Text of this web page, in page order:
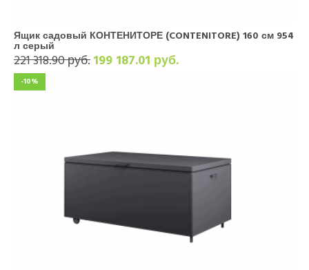
Ящик садовый КОНТЕНИТОРЕ (CONTENITORE) 160 см 954
л серый
221 318.90 руб.199 187.01 руб.
-10%